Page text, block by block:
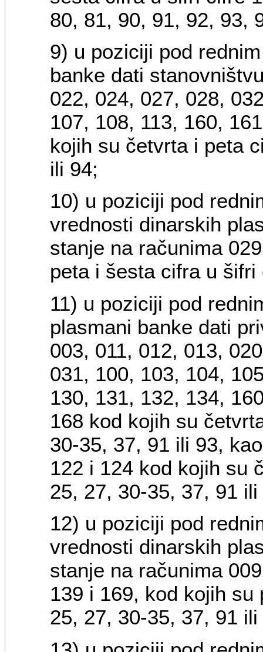
80, 81, 90, 91, 92, 93,
9) u poziciji pod
banke dati
022, 024, 027, 028,
107, 108, 113, 160,
kojih su četvrta i peta
ili 94;
10) u poziciji pod
vrednosti dinarskih
stanje na računima
peta i šesta cifra u
11) u poziciji pod
plasmani banke dati
003, 011, 012, 013,
031, 100, 103, 104,
130, 131, 132, 134,
168 kod kojih su
30-35, 37, 91 ili 93,
122 i 124 kod kojih su
25, 27, 30-35, 37, 91
12) u poziciji pod
vrednosti dinarskih
stanje na računima
139 i 169, kod kojih
25, 27, 30-35, 37, 91 ili